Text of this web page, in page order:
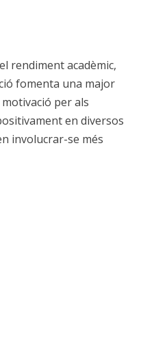
rendiment acadèmic,
fomenta una major
per als
en diversos
involucrar-se més